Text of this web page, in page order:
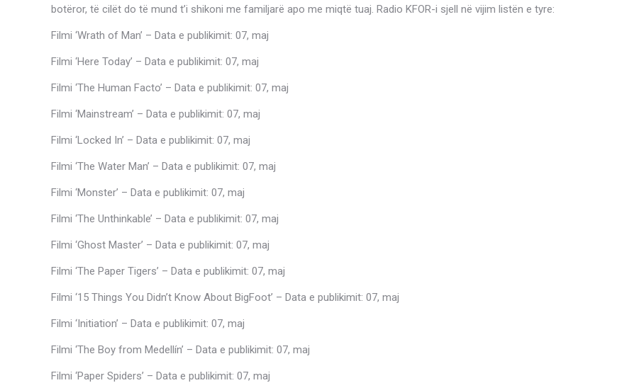
botëror, të cilët do të mund t’i shikoni me familjarë apo me miqtë tuaj. Radio KFOR-i sjell në vijim listën e tyre:
Filmi ‘Wrath of Man’ – Data e publikimit: 07, maj
Filmi ‘Here Today’ – Data e publikimit: 07, maj
Filmi ‘The Human Facto’ – Data e publikimit: 07, maj
Filmi ‘Mainstream’ – Data e publikimit: 07, maj
Filmi ‘Locked In’ – Data e publikimit: 07, maj
Filmi ‘The Water Man’ – Data e publikimit: 07, maj
Filmi ‘Monster’ – Data e publikimit: 07, maj
Filmi ‘The Unthinkable’ – Data e publikimit: 07, maj
Filmi ‘Ghost Master’ – Data e publikimit: 07, maj
Filmi ‘The Paper Tigers’ – Data e publikimit: 07, maj
Filmi ‘15 Things You Didn’t Know About BigFoot’ – Data e publikimit: 07, maj
Filmi ‘Initiation’ – Data e publikimit: 07, maj
Filmi ‘The Boy from Medellín’ – Data e publikimit: 07, maj
Filmi ‘Paper Spiders’ – Data e publikimit: 07, maj